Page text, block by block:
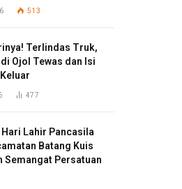
513
Terlindas Truk,
Ojol Tewas dan Isi
477
Lahir Pancasila
Batang Kuis
Semangat Persatuan